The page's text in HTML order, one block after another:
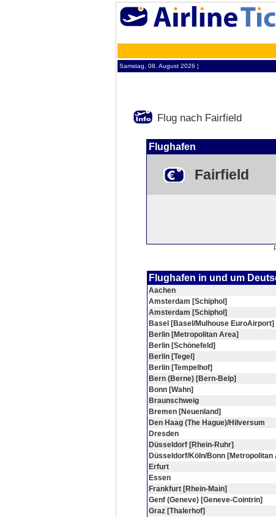
Samstag, 08. August 2026 ¦
Flug nach Fairfield
Flughafen
Fairfield
Flughafen in und um
Aachen
Amsterdam [Schiphol]
Amsterdam [Schiphol]
Basel [Basel/Mulhouse EuroAirport]
Berlin [Metropolitan Area]
Berlin [Schönefeld]
Berlin [Tegel]
Berlin [Tempelhof]
Bern (Berne) [Bern-Belp]
Bonn [Wahn]
Braunschweig
Bremen [Neuenland]
Den Haag (The Hague)/Hilversum
Dresden
Düsseldorf [Rhein-Ruhr]
Düsseldorf/Köln/Bonn [Metropolitan
Erfurt
Essen
Frankfurt [Rhein-Main]
Genf (Geneve) [Geneve-Cointrin]
Graz [Thalerhof]